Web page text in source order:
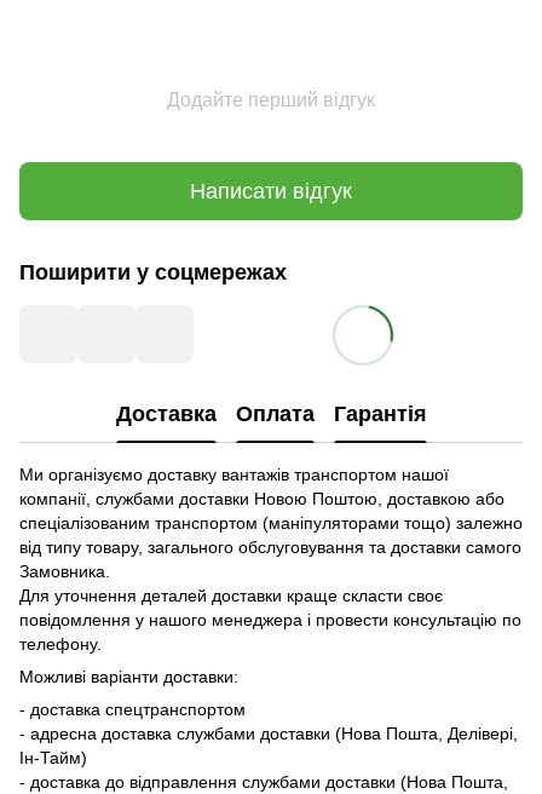
Додайте перший відгук
Написати відгук
Поширити у соцмережах
Доставка Оплата Гарантія
Ми організуємо доставку вантажів транспортом нашої
компанії, службами доставки Новою Поштою, доставкою або
спеціалізованим транспортом (маніпуляторами тощо) залежно
від типу товару, загального обслуговування та доставки самого
Замовника.
Для уточнення деталей доставки краще скласти своє
повідомлення у нашого менеджера і провести консультацію по
телефону.
Можливі варіанти доставки:
- доставка спецтранспортом
- адресна доставка службами доставки (Нова Пошта, Делівері,
Ін-Тайм)
- доставка до відправлення службами доставки (Нова Пошта,